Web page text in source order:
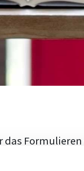
das
den